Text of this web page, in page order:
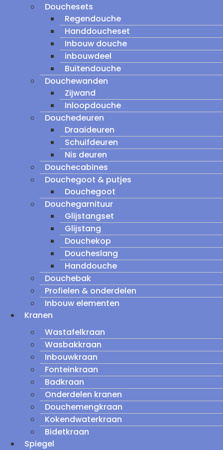
Douchesets
Regendouche
Handdoucheset
Inbouw douche
inbouwdeel
Buitendouche
Douchewanden
Zijwand
Inloopdouche
Douchedeuren
Draaideuren
Schuifdeuren
Nis deuren
Douchecabines
Douchegoot & putjes
Douchegoot
Douchegarnituur
Glijstangset
Glijstang
Douchekop
Doucheslang
Handdouche
Douchebak
Profielen & onderdelen
Inbouw elementen
Kranen
Wastafelkraan
Wasbakkraan
Inbouwkraan
Fonteinkraan
Badkraan
Onderdelen kranen
Douchemengkraan
Kokendwaterkraan
Bidetkraan
Spiegel